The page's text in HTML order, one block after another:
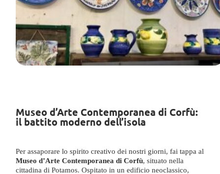
Museo d’Arte Contemporanea di Corfù:
il battito moderno dell’isola
Per assaporare lo spirito creativo dei nostri giorni, fai tappa al
Museo d’Arte Contemporanea di Corfù, situato nella
cittadina di Potamos. Ospitato in un edificio neoclassico,